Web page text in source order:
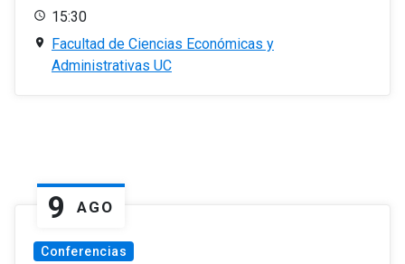
15:30
Facultad de Ciencias Económicas y
Administrativas UC
9 AGO
Conferencias